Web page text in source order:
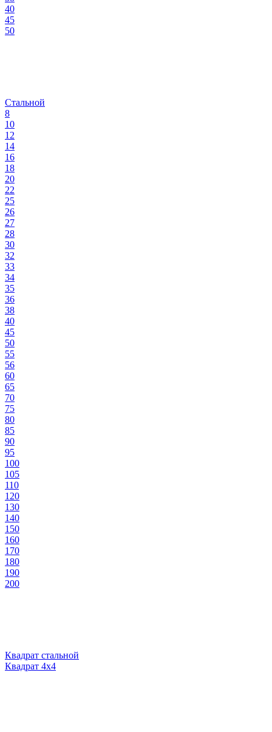
40
45
50
Стальной
8
10
12
14
16
18
20
22
25
26
27
28
30
32
33
34
35
36
38
40
45
50
55
56
60
65
70
75
80
85
90
95
100
105
110
120
130
140
150
160
170
180
190
200
Квадрат стальной
Квадрат 4х4